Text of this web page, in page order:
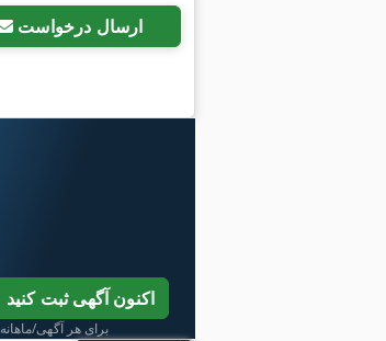
ارسال درخواست
اکنون آگهی ثبت کنید
*برای هر آگهی/ماهانه